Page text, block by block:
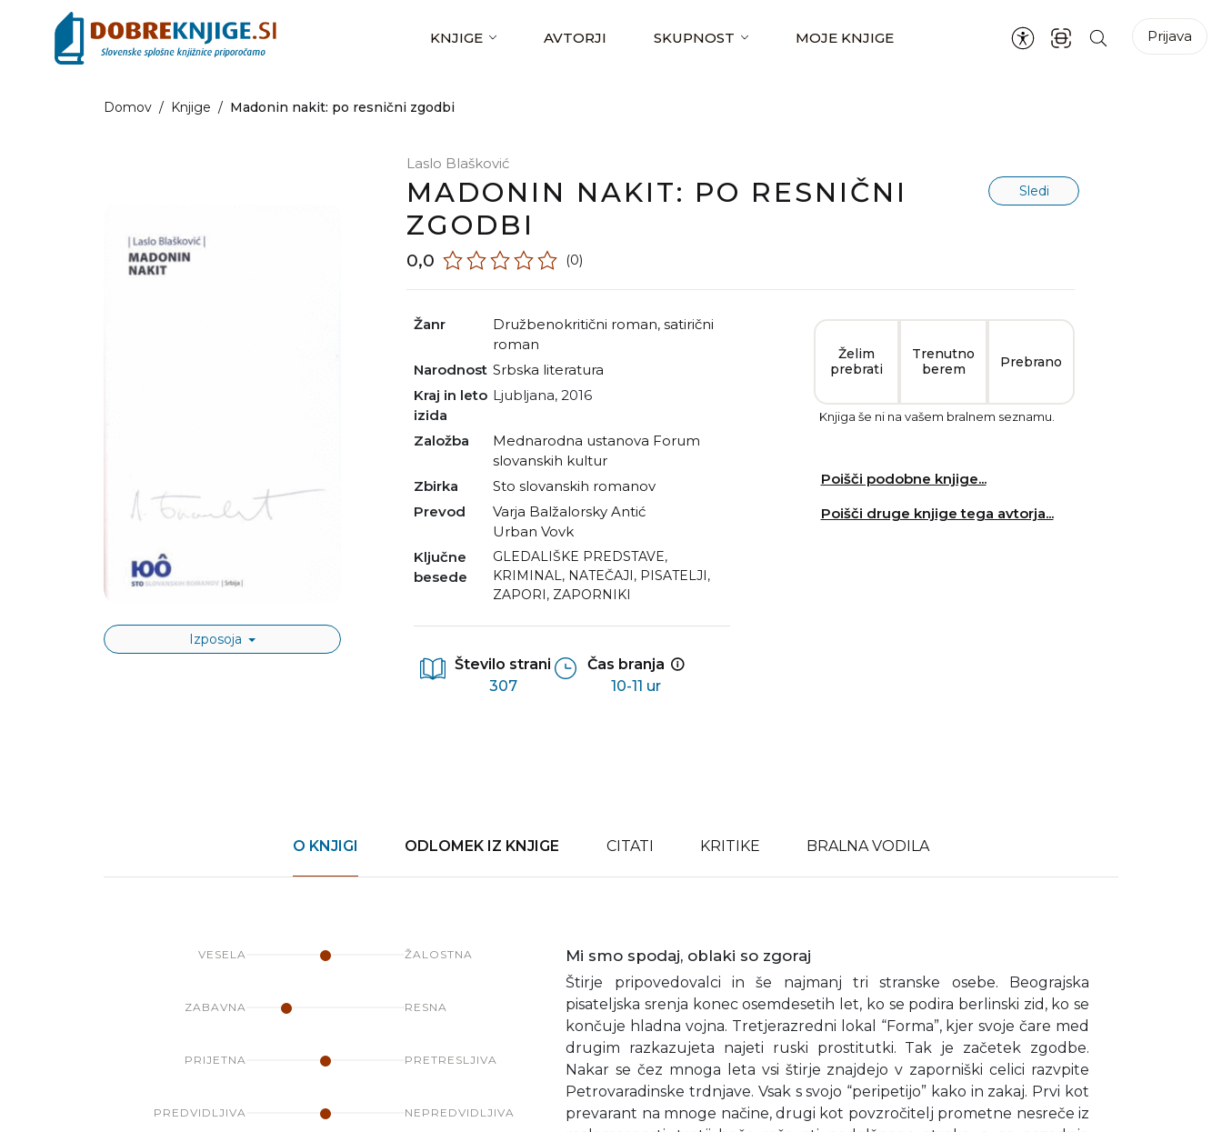
KNJIGE AVTORJI SKUPNOST MOJE KNJIGE Prijava
Domov / Knjige / Madonin nakit: po resnični zgodbi
Izposoja
Laslo Blašković
MADONIN NAKIT: PO RESNIČNI
ZGODBI
Sledi
0,0 (0)
Žanr družbenokritični roman, satirični
roman
Narodnost
srbska literatura
Kraj in leto
izida
Ljubljana, 2016
Založba
Mednarodna ustanova Forum
slovanskih kultur
Zbirka
Sto slovanskih romanov
Prevod
Varja Balžalorsky Antić
Urban Vovk
Ključne
besede
GLEDALIŠKE PREDSTAVE,
KRIMINAL, NATEČAJI, PISATELJI,
ZAPORI, ZAPORNIKI
Število strani
307
Čas branja
10-11 ur
Želim
prebrati
Trenutno
berem
Prebrano
Knjiga še ni na vašem bralnem seznamu.
Poišči podobne knjige...
Poišči druge knjige tega avtorja...
O KNJIGI ODLOMEK IZ KNJIGE CITATI KRITIKE BRALNA VODILA
VESELA ŽALOSTNA
ZABAVNA RESNA
PRIJETNA PRETRESLJIVA
PREDVIDLJIVA NEPREDVIDLJIVA
Mi smo spodaj, oblaki so zgoraj
Štirje pripovedovalci in še najmanj tri stranske osebe. Beograjska
pisateljska srenja konec osemdesetih let, ko se podira berlinski zid, ko se
končuje hladna vojna. Tretjerazredni lokal “Forma”, kjer svoje čare med
drugim razkazujeta najeti ruski prostitutki. Tak je začetek zgodbe.
Nakar se čez mnoga leta vsi štirje znajdejo v zaporniški celici razvpite
Petrovaradinske trdnjave. Vsak s svojo “peripetijo” kako in zakaj. Prvi kot
prevarant na mnoge načine, drugi kot povzročitelj prometne nesreče iz